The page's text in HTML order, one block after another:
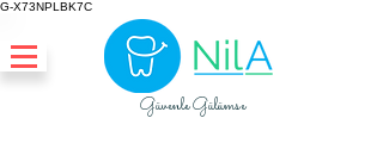
G-X73NPLBK7C
Güvenle Gülümse